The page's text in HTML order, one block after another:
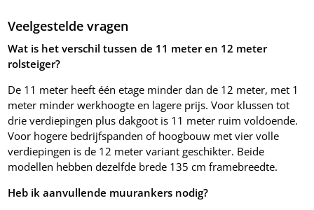
Veelgestelde vragen
Wat is het verschil tussen de 11 meter en 12 meter
rolsteiger?
De 11 meter heeft één etage minder dan de 12 meter, met 1
meter minder werkhoogte en lagere prijs. Voor klussen tot
drie verdiepingen plus dakgoot is 11 meter ruim voldoende.
Voor hogere bedrijfspanden of hoogbouw met vier volle
verdiepingen is de 12 meter variant geschikter. Beide
modellen hebben dezelfde brede 135 cm framebreedte.
Heb ik aanvullende muurankers nodig?